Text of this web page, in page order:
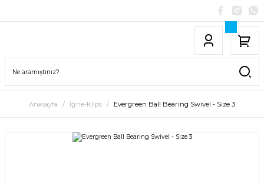
Anasayfa İğne-Klips Evergreen Ball Bearing Swivel - Size 3